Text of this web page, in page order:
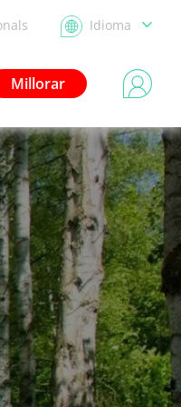
Idioma
Millorar